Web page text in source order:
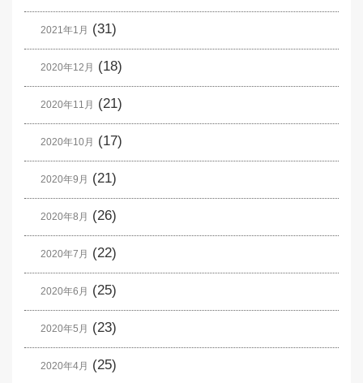
2021年1月 (31)
2020年12月 (18)
2020年11月 (21)
2020年10月 (17)
2020年9月 (21)
2020年8月 (26)
2020年7月 (22)
2020年6月 (25)
2020年5月 (23)
2020年4月 (25)